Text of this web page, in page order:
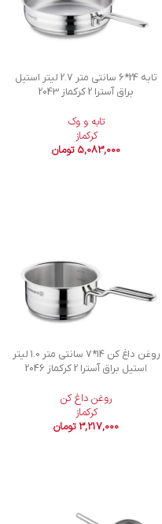
تابه 24*6 سانتی متر 2.7 لیتر استیل
براق آسترا 2 کرکماز 2043
تابه و وک
کرکماز
5,083,000 تومان
روغن داغ کن 14*7 سانتی متر 1.0 لیتر
استیل براق آسترا 2 کرکماز 2046
روغن داغ کن
کرکماز
3,217,000 تومان